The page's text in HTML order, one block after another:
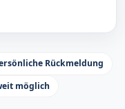
Rückmeldung
möglich